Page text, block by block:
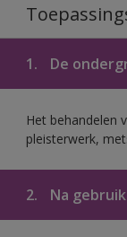
1. De
Het behandelen
pleisterwerk,
2. Na gebruik